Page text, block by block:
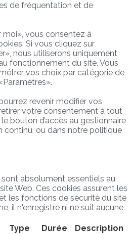
de fréquentation et de
moi», vous consentez à
Si vous cliquez sur
nous utiliserons uniquement
fonctionnement du site. Vous
vos choix par catégorie de
revenir modifier vos
votre consentement à tout
bouton d’accès au gestionnaire
continu, ou dans notre politique
absolument essentiels au
Web. Ces cookies assurent les
les fonctions de sécurité du site
il n'enregistre ni ne suit aucune
Type Durée Description